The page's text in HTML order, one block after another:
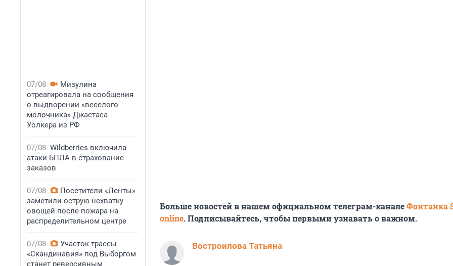
07/08
Мизулина
отреагировала на сообщения
о выдворении «веселого
молочника» Джастаса
Уолкера из РФ
07/08 Wildberries включила
атаки БПЛА в страхование
заказов
07/08
Посетители «Ленты»
заметили острую нехватку
овощей после пожара на
распределительном центре
07/08
Участок трассы
«Скандинавия» под Выборгом
станет реверсивным
Больше новостей в нашем официальном телеграм-каналеФонтанка
online. Подписывайтесь, чтобы первыми узнавать о важном.
Востроилова Татьяна